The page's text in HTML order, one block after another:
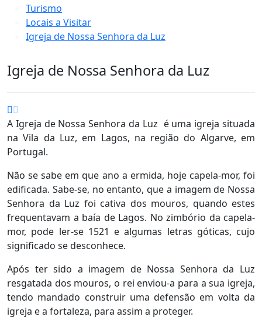
Turismo
Locais a Visitar
Igreja de Nossa Senhora da Luz
Igreja de Nossa Senhora da Luz
A Igreja de Nossa Senhora da Luz é uma igreja situada
na Vila da Luz, em Lagos, na região do Algarve, em
Portugal.
Não se sabe em que ano a ermida, hoje capela-mor, foi
edificada. Sabe-se, no entanto, que a imagem de Nossa
Senhora da Luz foi cativa dos mouros, quando estes
frequentavam a baía de Lagos. No zimbório da capela-
mor, pode ler-se 1521 e algumas letras góticas, cujo
significado se desconhece.
Após ter sido a imagem de Nossa Senhora da Luz
resgatada dos mouros, o rei enviou-a para a sua igreja,
tendo mandado construir uma defensão em volta da
igreja e a fortaleza, para assim a proteger.